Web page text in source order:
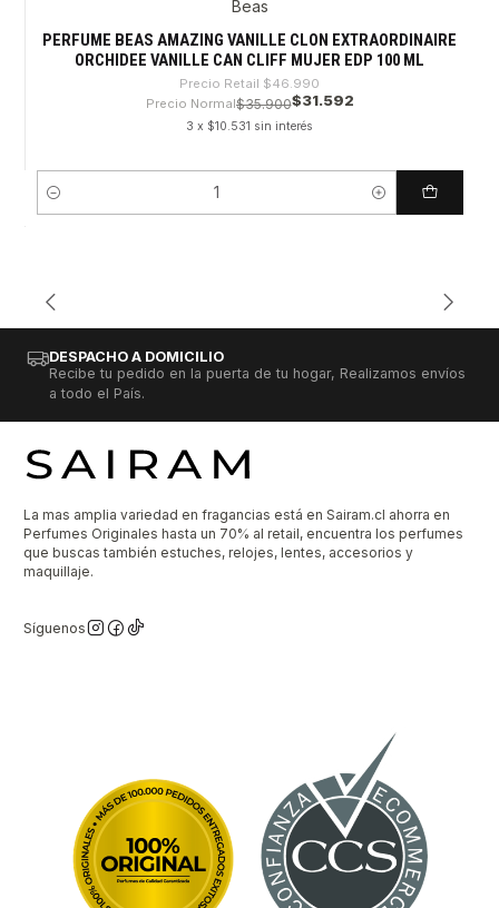
Beas
PERFUME BEAS AMAZING VANILLE CLON EXTRAORDINAIRE
ORCHIDEE VANILLE CAN CLIFF MUJER EDP 100 ML
Precio Retail $46.990
Precio Normal$35.900$31.592
3 x $10.531 sin interés
Cantidad
DESPACHO A DOMICILIO
Recibe tu pedido en la puerta de tu hogar, Realizamos envíos
a todo el País.
La mas amplia variedad en fragancias está en Sairam.cl ahorra en
Perfumes Originales hasta un 70% al retail, encuentra los perfumes
que buscas también estuches, relojes, lentes, accesorios y
maquillaje.
Síguenos